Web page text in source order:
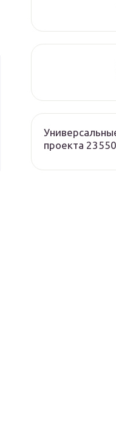
проекта 23550